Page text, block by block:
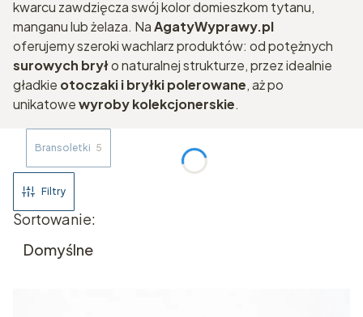
kwarcu zawdzięcza swój kolor domieszkom tytanu,
manganu lub żelaza. NaAgatyWyprawy.pl
oferujemy szeroki wachlarz produktów: od potężnych
surowych bryło naturalnej strukturze, przez idealnie
gładkie otoczaki i bryłki polerowane, aż po
unikatowewyroby kolekcjonerskie.
Bransoletki 5
Filtry
Lista produktów
Sortowanie:
Domyślne